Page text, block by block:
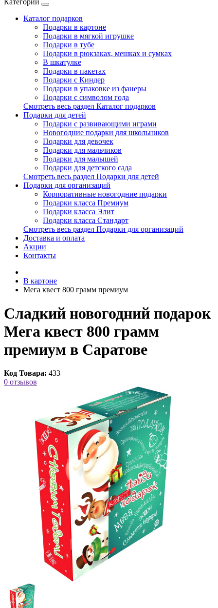
Каталог подарков
Подарки в картоне
Подарки в мягкой игрушке
Подарки в тубе
Подарки в рюкзаках, мешках и сумках
В шкатулке
Подарки в пакетах
Подарки с Киндер
Подарки в упаковке из фанеры
Подарки с символом года
Смотреть весь раздел Каталог подарков
Подарки для детей
Подарки с развивающими играми
Новогодние подарки для школьников
Подарки для девочек
Подарки для мальчиков
Подарки для малышей
Подарки для детского сада
Смотреть весь раздел Подарки для детей
Подарки для организаций
Корпоративные новогодние подарки
Подарки класса Премиум
Подарки класса Элит
Подарки класса Стандарт
Смотреть весь раздел Подарки для организаций
Доставка и оплата
Акции
Контакты
В картоне
Мега квест 800 грамм премиум
Сладкий новогодний подарок
Мега квест 800 грамм
премиум в Саратове
Код Товара: 433
0 отзывов